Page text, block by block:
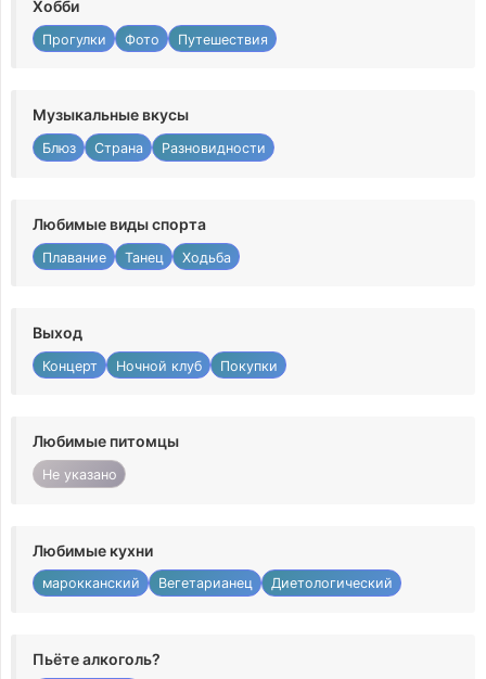
Хобби
Прогулки Фото Путешествия
Музыкальные вкусы
Блюз Страна Разновидности
Любимые виды спорта
Плавание Танец Ходьба
Выход
Концерт Ночной клуб Покупки
Любимые питомцы
Не указано
Любимые кухни
марокканский Вегетарианец Диетологический
Пьёте алкоголь?